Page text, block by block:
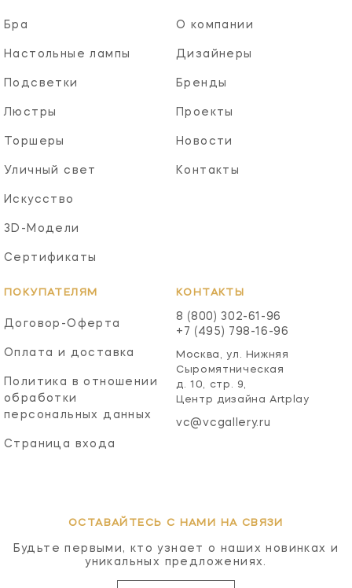
Бра
Настольные лампы
Подсветки
Люстры
Торшеры
Уличный свет
Искусство
3D-Модели
Сертификаты
О компании
Дизайнеры
Бренды
Проекты
Новости
Контакты
ПОКУПАТЕЛЯМ
Договор-Оферта
Оплата и доставка
Политика в отношении
обработки
персональных данных
Страница входа
КОНТАКТЫ
8 (800) 302-61-96
+7 (495) 798-16-96
Москва, ул. Нижняя
Сыромятническая
д. 10, стр. 9,
Центр дизайна Artplay
vc@vcgallery.ru
ОСТАВАЙТЕСЬ С НАМИ НА СВЯЗИ
Будьте первыми, кто узнает о наших новинках и
уникальных предложениях.